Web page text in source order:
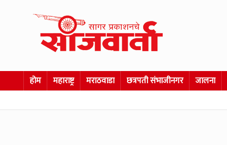
होम महाराष्ट्र मराठवाडा छत्रपती संभाजीनगर जालना